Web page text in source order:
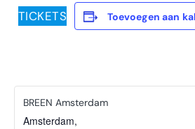
TICKETS Toevoegen aan
BREEN Amsterdam
Amsterdam,